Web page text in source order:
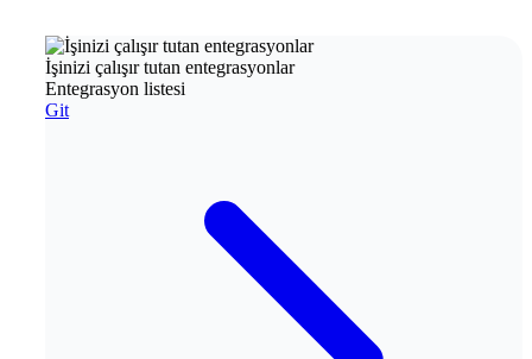
İşinizi çalışır tutan entegrasyonlar
Entegrasyon listesi
Git